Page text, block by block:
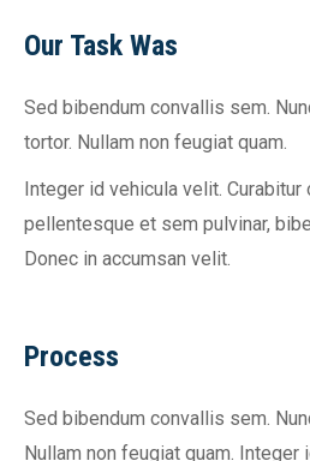
Our Task Was
Sed bibendum convallis sem.
tortor. Nullam non feugiat quam.
Integer id vehicula velit. Curabitur
pellentesque et sem pulvinar,
Donec in accumsan velit.
Process
Sed bibendum convallis sem.
Nullam non feugiat quam. Integer